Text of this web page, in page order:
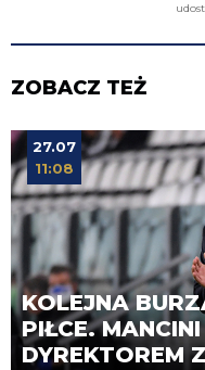
ZOBACZ TEŻ
KOLEJNA
PIŁCE.
DYREKTOREM
27.07
11:08